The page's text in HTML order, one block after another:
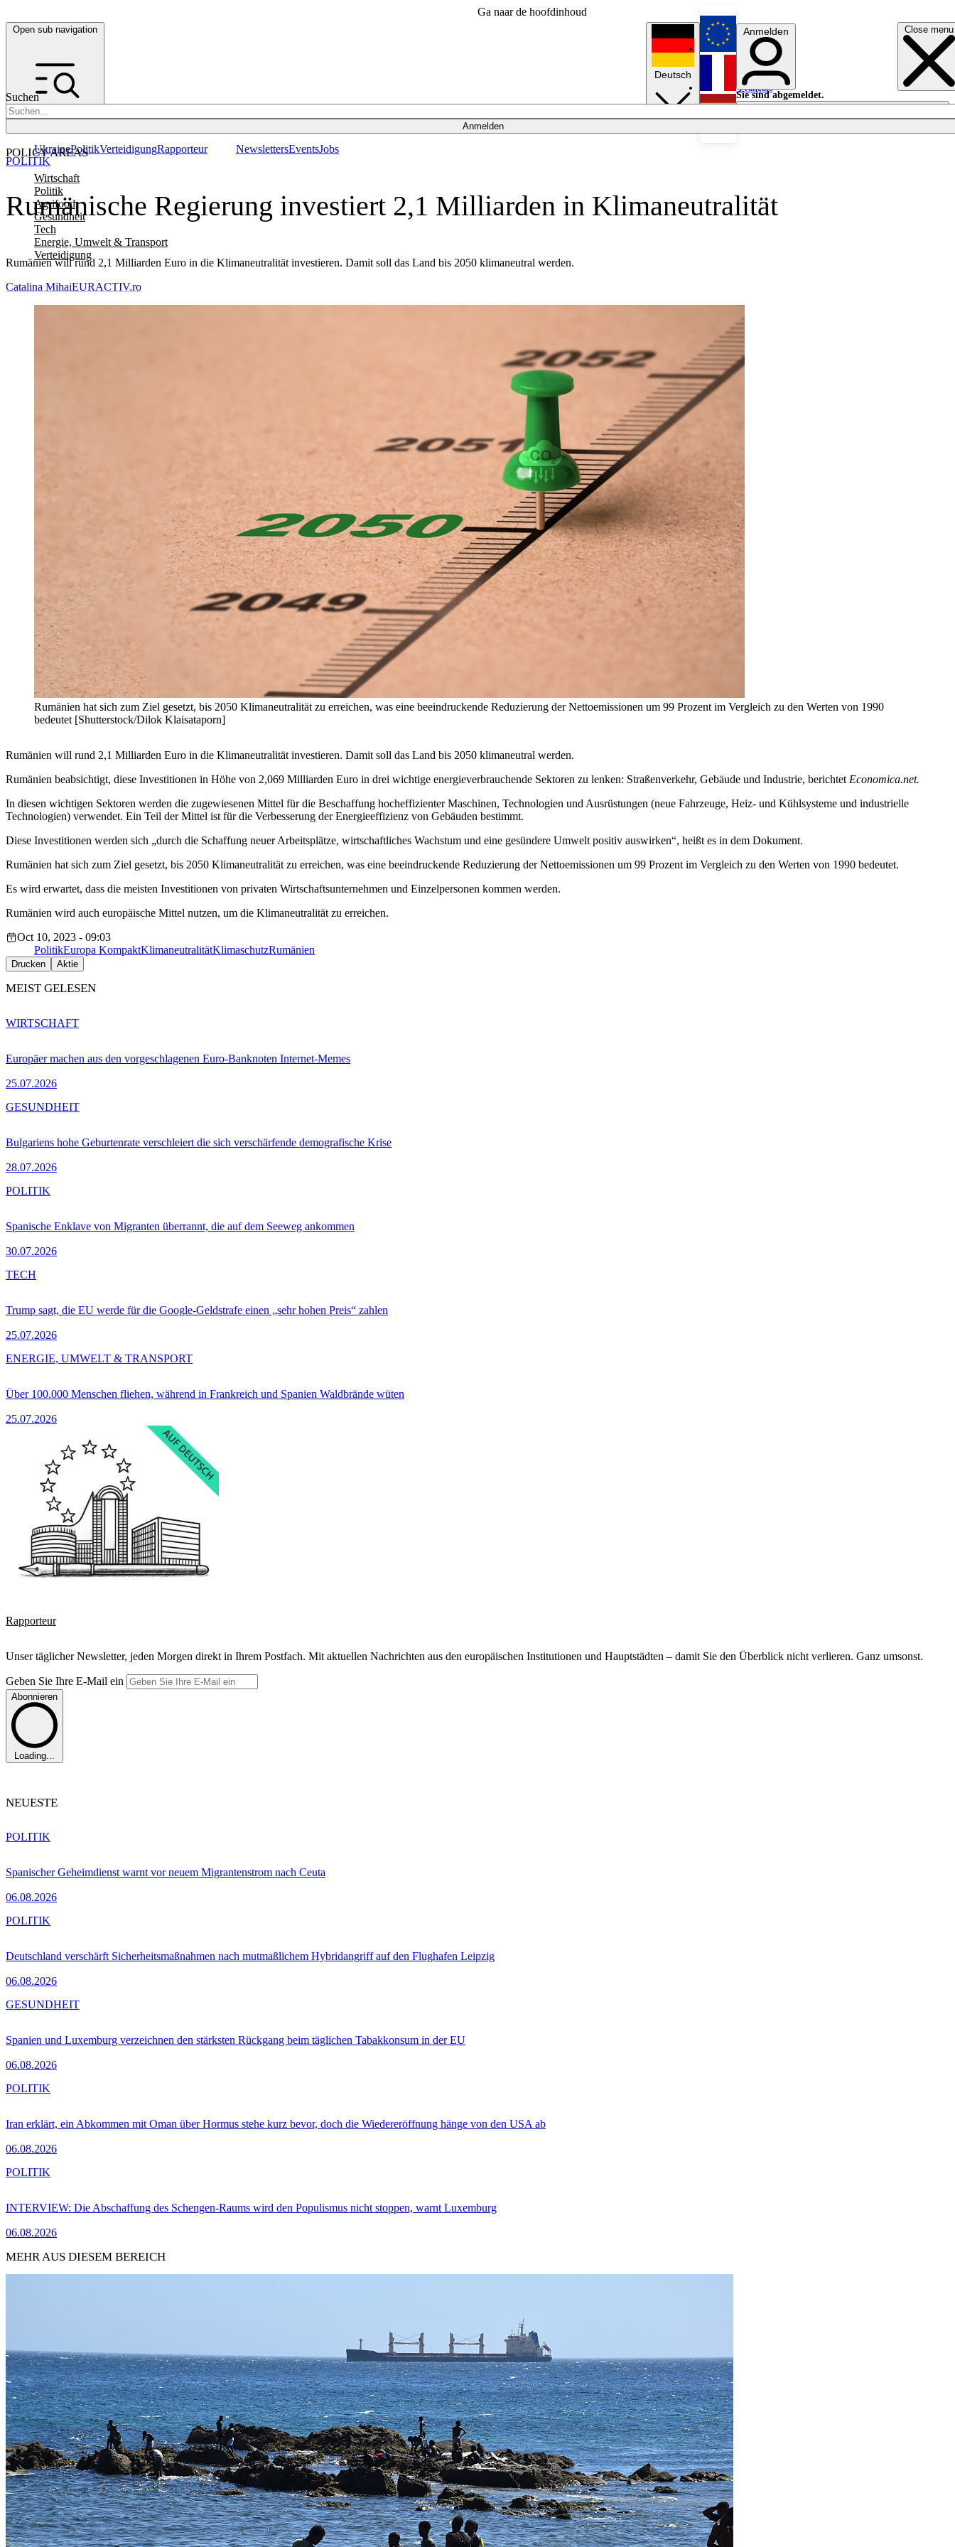
Ga naar de hoofdinhoud
Open sub navigation Close menu
Suchen
Anmelden
POLICY AREAS
Wirtschaft
Politik
Agrifood
Gesundheit
Tech
Energie, Umwelt & Transport
Verteidigung
UkrainePolitikVerteidigungRapporteur NewslettersEventsJobs
Deutsch
English
Français
Anmelden
Sie sind abgemeldet.
Anmelden
Licht aus
Rumänische Regierung investiert 2,1 Milliarden in Klimaneutralität
Rumänien will rund 2,1 Milliarden Euro in die Klimaneutralität investieren. Damit soll das Land bis 2050 klimaneutral werden.
POLITIK
Catalina MihaiEURACTIV.ro
Rumänien hat sich zum Ziel gesetzt, bis 2050 Klimaneutralität zu erreichen, was eine beeindruckende Reduzierung der Nettoemissionen um 99 Prozent im Vergleich zu den Werten von 1990
bedeutet [Shutterstock/Dilok Klaisataporn]
Rumänien will rund 2,1 Milliarden Euro in die Klimaneutralität investieren. Damit soll das Land bis 2050 klimaneutral werden.
Rumänien beabsichtigt, diese Investitionen in Höhe von 2,069 Milliarden Euro in drei wichtige energieverbrauchende Sektoren zu lenken: Straßenverkehr, Gebäude und Industrie, berichtet Economica.net.
In diesen wichtigen Sektoren werden die zugewiesenen Mittel für die Beschaffung hocheffizienter Maschinen, Technologien und Ausrüstungen (neue Fahrzeuge, Heiz- und Kühlsysteme und industrielle
Technologien) verwendet. Ein Teil der Mittel ist für die Verbesserung der Energieeffizienz von Gebäuden bestimmt.
Diese Investitionen werden sich „durch die Schaffung neuer Arbeitsplätze, wirtschaftliches Wachstum und eine gesündere Umwelt positiv auswirken“, heißt es in dem Dokument.
Rumänien hat sich zum Ziel gesetzt, bis 2050 Klimaneutralität zu erreichen, was eine beeindruckende Reduzierung der Nettoemissionen um 99 Prozent im Vergleich zu den Werten von 1990 bedeutet.
Es wird erwartet, dass die meisten Investitionen von privaten Wirtschaftsunternehmen und Einzelpersonen kommen werden.
Rumänien wird auch europäische Mittel nutzen, um die Klimaneutralität zu erreichen.
Oct 10, 2023 - 09:03
PolitikEuropa KompaktKlimaneutralitätKlimaschutzRumänien
Drucken Aktie
MEIST GELESEN
Europäer machen aus den vorgeschlagenen Euro-Banknoten Internet-Memes
25.07.2026
WIRTSCHAFT
Bulgariens hohe Geburtenrate verschleiert die sich verschärfende demografische Krise
28.07.2026
GESUNDHEIT
Spanische Enklave von Migranten überrannt, die auf dem Seeweg ankommen
30.07.2026
POLITIK
Trump sagt, die EU werde für die Google-Geldstrafe einen „sehr hohen Preis“ zahlen
25.07.2026
TECH
Über 100.000 Menschen fliehen, während in Frankreich und Spanien Waldbrände wüten
25.07.2026
ENERGIE, UMWELT & TRANSPORT
Rapporteur
Unser täglicher Newsletter, jeden Morgen direkt in Ihrem Postfach. Mit aktuellen Nachrichten aus den europäischen Institutionen und Hauptstädten – damit Sie den Überblick nicht verlieren. Ganz umsonst.
Geben Sie Ihre E-Mail ein
Abonnieren
Loading...
NEUESTE
Spanischer Geheimdienst warnt vor neuem Migrantenstrom nach Ceuta
06.08.2026
POLITIK
Deutschland verschärft Sicherheitsmaßnahmen nach mutmaßlichem Hybridangriff auf den Flughafen Leipzig
06.08.2026
POLITIK
Spanien und Luxemburg verzeichnen den stärksten Rückgang beim täglichen Tabakkonsum in der EU
06.08.2026
GESUNDHEIT
Iran erklärt, ein Abkommen mit Oman über Hormus stehe kurz bevor, doch die Wiedereröffnung hänge von den USA ab
06.08.2026
POLITIK
INTERVIEW: Die Abschaffung des Schengen-Raums wird den Populismus nicht stoppen, warnt Luxemburg
06.08.2026
POLITIK
MEHR AUS DIESEM BEREICH